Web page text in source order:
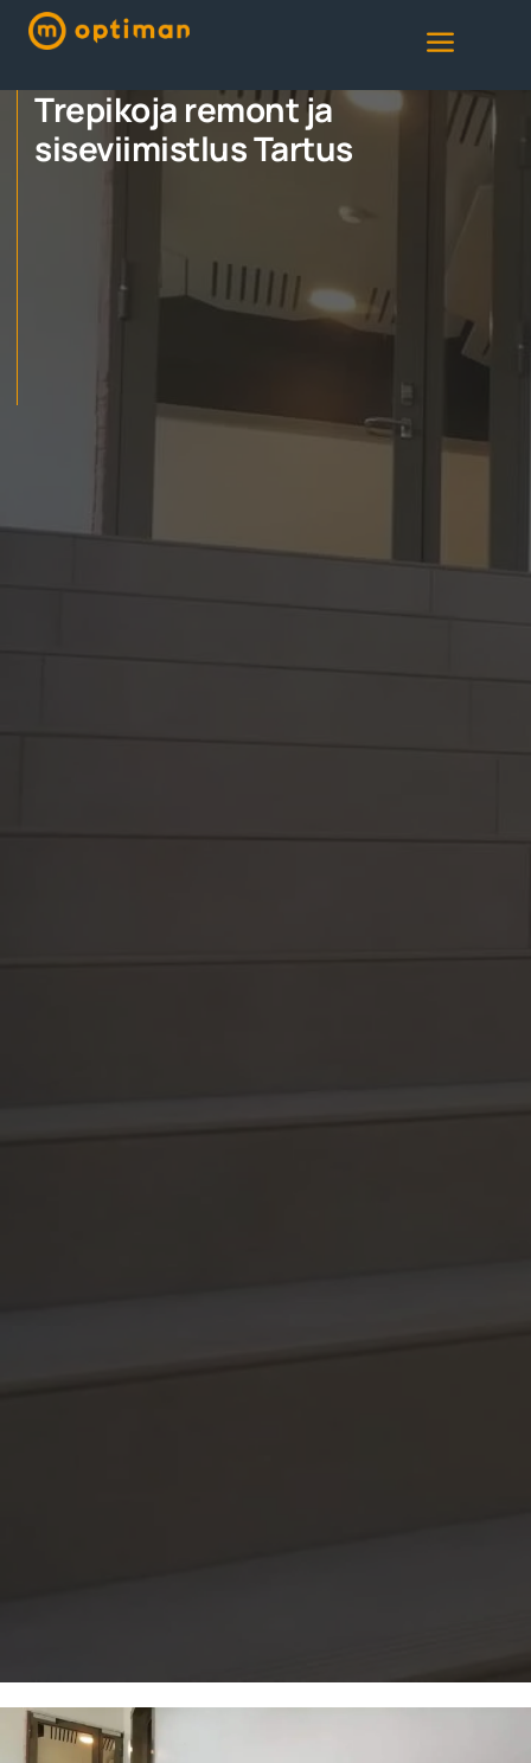
Trepikoja remont ja
siseviimistlus Tartus